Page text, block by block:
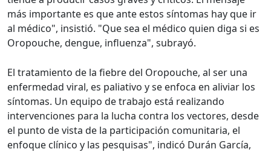
más importante es que ante estos síntomas hay que ir
al médico", insistió. "Que sea el médico quien diga si es
Oropouche, dengue, influenza", subrayó.
El tratamiento de la fiebre del Oropouche, al ser una
enfermedad viral, es paliativo y se enfoca en aliviar los
síntomas. Un equipo de trabajo está realizando
intervenciones para la lucha contra los vectores, desde
el punto de vista de la participación comunitaria, el
enfoque clínico y las pesquisas", indicó Durán García,